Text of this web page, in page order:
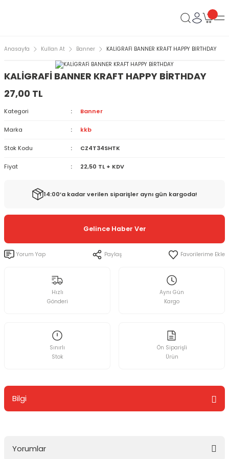
Anasayfa Kullan At Banner KALİGRAFİ BANNER KRAFT HAPPY BİRTHDAY
KALİGRAFİ BANNER KRAFT HAPPY BİRTHDAY
27,00 TL
Kategori Banner
Marka kkb
Stok Kodu CZ4T34SHTK
Fiyat 22,50 TL + KDV
14:00’a kadar verilen siparişler aynı gün kargoda!
Gelince Haber Ver
Yorum Yap Paylaş
Hızlı
Gönderi
Aynı Gün
Kargo
Sınırlı
Stok
Ön Siparişli
Ürün
Bilgi
Yorumlar